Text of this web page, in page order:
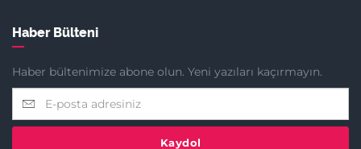
Haber Bülteni
Haber bültenimize abone olun. Yeni yazıları kaçırmayın.
Kaydol